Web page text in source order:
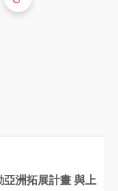
亞洲拓展計畫 與上